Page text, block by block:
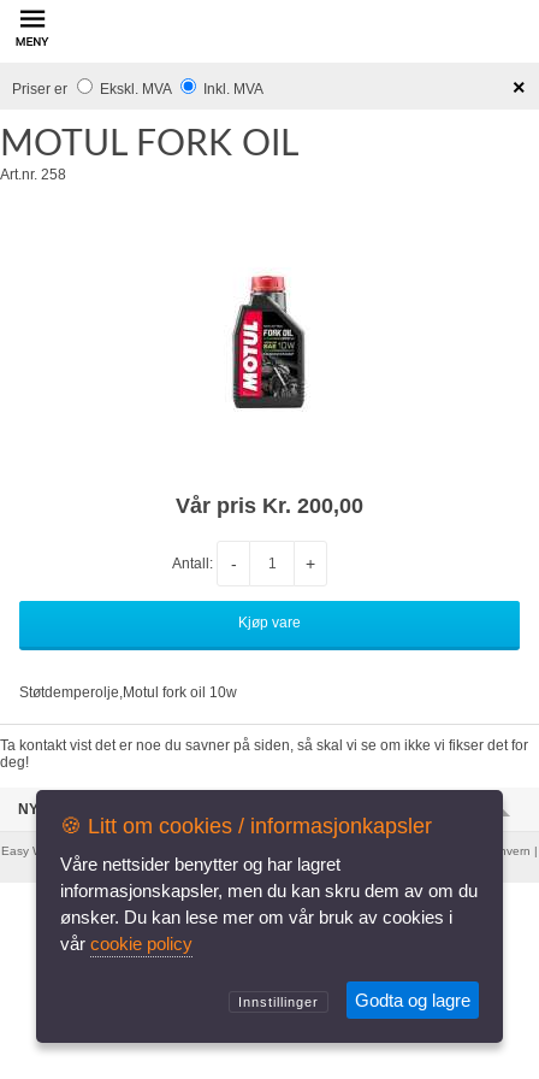
innhold
×
Priser er Ekskl. MVA Inkl. MVA
MOTUL FORK OIL
Art.nr. 258
Vår pris Kr. 200,00
Antall: - +
Støtdemperolje,Motul fork oil 10w
deg!
NYESTE VARER I BUTIKKEN
Easy Webshop Retningslinjer for personvern |
Desktop versjon
🍪 Litt om cookies / informasjonkapsler
vår cookie policy
Innstillinger Godta og lagre